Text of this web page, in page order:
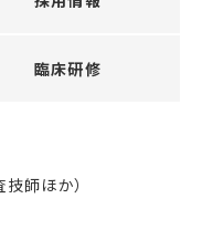
臨床研修
師ほか）